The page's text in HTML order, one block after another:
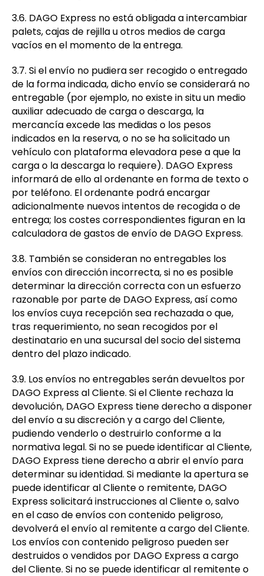
3.6. DAGO Express no está obligada a intercambiar
palets, cajas de rejilla u otros medios de carga
vacíos en el momento de la entrega.
3.7. Si el envío no pudiera ser recogido o entregado
de la forma indicada, dicho envío se considerará no
entregable (por ejemplo, no existe in situ un medio
auxiliar adecuado de carga o descarga, la
mercancía excede las medidas o los pesos
indicados en la reserva, o no se ha solicitado un
vehículo con plataforma elevadora pese a que la
carga o la descarga lo requiere). DAGO Express
informará de ello al ordenante en forma de texto o
por teléfono. El ordenante podrá encargar
adicionalmente nuevos intentos de recogida o de
entrega; los costes correspondientes figuran en la
calculadora de gastos de envío de DAGO Express.
3.8. También se consideran no entregables los
envíos con dirección incorrecta, si no es posible
determinar la dirección correcta con un esfuerzo
razonable por parte de DAGO Express, así como
los envíos cuya recepción sea rechazada o que,
tras requerimiento, no sean recogidos por el
destinatario en una sucursal del socio del sistema
dentro del plazo indicado.
3.9. Los envíos no entregables serán devueltos por
DAGO Express al Cliente. Si el Cliente rechaza la
devolución, DAGO Express tiene derecho a disponer
del envío a su discreción y a cargo del Cliente,
pudiendo venderlo o destruirlo conforme a la
normativa legal. Si no se puede identificar al Cliente,
DAGO Express tiene derecho a abrir el envío para
determinar su identidad. Si mediante la apertura se
puede identificar al Cliente o remitente, DAGO
Express solicitará instrucciones al Cliente o, salvo
en el caso de envíos con contenido peligroso,
devolverá el envío al remitente a cargo del Cliente.
Los envíos con contenido peligroso pueden ser
destruidos o vendidos por DAGO Express a cargo
del Cliente. Si no se puede identificar al remitente o